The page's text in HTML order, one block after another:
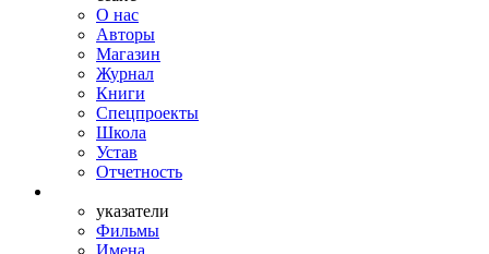
О нас
Авторы
Магазин
Журнал
Книги
Спецпроекты
Школа
Устав
Отчетность
указатели
Фильмы
Имена